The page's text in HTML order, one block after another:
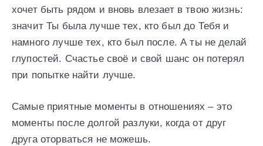
хочет быть рядом и вновь влезает в твою жизнь:
значит Ты была лучше тех, кто был до Тебя и
намного лучше тех, кто был после. А ты не делай
глупостей. Счастье своё и свой шанс он потерял
при попытке найти лучше.
Самые приятные моменты в отношениях – это
моменты после долгой разлуки, когда от друг
друга оторваться не можешь.